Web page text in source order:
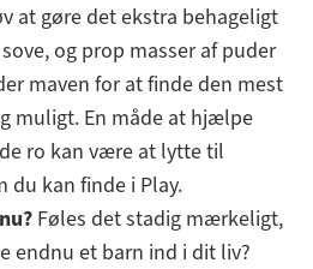
at gøre det ekstra behageligt
og prop masser af puder
maven for at finde den mest
muligt. En måde at hjælpe
ro kan være at lytte til
du kan finde i Play.
Føles det stadig mærkeligt,
endnu et barn ind i dit liv?